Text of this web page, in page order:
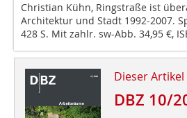
Christian Kühn, Ringstraße ist
Architektur und Stadt 1992-2007.
428 S. Mit zahlr. sw-Abb. 34,95 €,
Dieser
DBZ 10/